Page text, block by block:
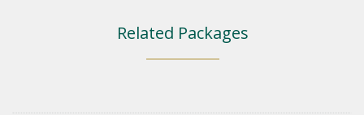
Related Packages